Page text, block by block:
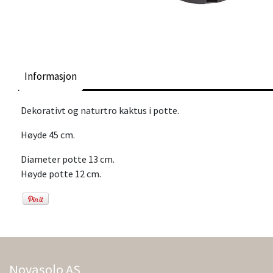
Informasjon
Dekorativt og naturtro kaktus i potte.
Høyde 45 cm.
Diameter potte 13 cm.
Høyde potte 12 cm.
Novasolo AS